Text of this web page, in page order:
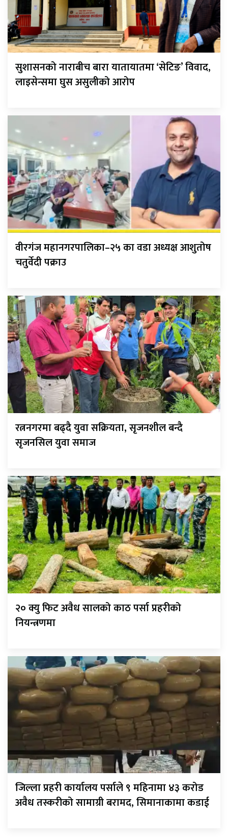
सुशासनको नाराबीच बारा यातायातमा ‘सेटिङ’ विवाद,
लाइसेन्समा घुस असुलीको आरोप
वीरगंज महानगरपालिका–२५ का वडा अध्यक्ष आशुतोष
चतुर्वेदी पक्राउ
रत्ननगरमा बढ्दै युवा सक्रियता, सृजनशील बन्दै
सृजनसिल युवा समाज
२० क्यु फिट अवैध सालको काठ पर्सा प्रहरीको
नियन्त्रणमा
जिल्ला प्रहरी कार्यालय पर्साले ९ महिनामा ४३ करोड
अवैध तस्करीको सामाग्री बरामद, सिमानाकामा कडाई